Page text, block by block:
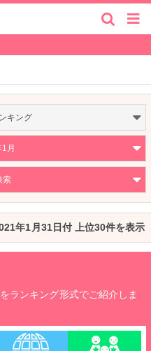
キング
月
索
年1月31日付 上位30件を表示
ランキング形式でご紹介しま